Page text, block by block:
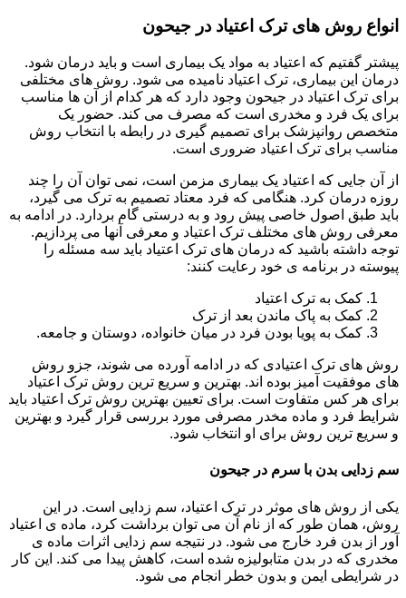
انواع روش های ترک اعتیاد در جیحون
پیشتر گفتیم که اعتیاد به مواد یک بیماری است و باید درمان شود.
درمان این بیماری، ترک اعتیاد نامیده می شود. روش های مختلفی
برای ترک اعتیاد در جیحون وجود دارد که هر کدام از آن ها مناسب
برای یک فرد و مخدری است که مصرف می کند. حضور یک
متخصص روانپزشک برای تصمیم گیری در رابطه با انتخاب روش
مناسب برای ترک اعتیاد ضروری است.
از آن جایی که اعتیاد یک بیماری مزمن است، نمی توان آن را چند
روزه درمان کرد. هنگامی که فرد معتاد تصمیم به ترک می گیرد،
باید طبق اصول خاصی پیش رود و به درستی گام بردارد. در ادامه به
معرفی روش های مختلف ترک اعتیاد و معرفی آنها می پردازیم.
توجه داشته باشید که درمان های ترک اعتیاد باید سه مسئله را
پیوسته در برنامه ی خود رعایت کنند:
کمک به ترک اعتیاد
کمک به پاک ماندن بعد از ترک
کمک به پویا بودن فرد در میان خانواده، دوستان و جامعه.
روش های ترک اعتیادی که در ادامه آورده می شوند، جزو روش
های موفقیت آمیز بوده اند. بهترین و سریع ترین روش ترک اعتیاد
برای هر کس متفاوت است. برای تعیین بهترین روش ترک اعتیاد باید
شرایط فرد و ماده مخدر مصرفی مورد بررسی قرار گیرد و بهترین
و سریع ترین روش برای او انتخاب شود.
سم زدایی بدن با سرم در جیحون
یکی از روش های موثر در ترک اعتیاد، سم زدایی است. در این
روش، همان طور که از نام آن می توان برداشت کرد، ماده ی اعتیاد
آور از بدن فرد خارج می شود. در نتیجه سم زدایی اثرات ماده ی
مخدری که در بدن متابولیزه شده است، کاهش پیدا می کند. این کار
در شرایطی ایمن و بدون خطر انجام می شود.